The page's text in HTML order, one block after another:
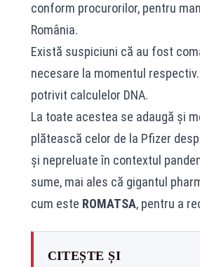
conform procurorilor, pentru
România.
Există suspiciuni că au fost
necesare la momentul
potrivit calculelor DNA.
La toate acestea se adaugă și
plătească celor de la Pfizer
și nepreluate în contextul
sume, mai ales că gigantul
cum este ROMATSA, pentru a
CITEȘTE ȘI